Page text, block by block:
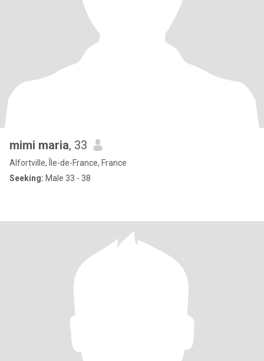
mimi maria, 33
Alfortville, Île-de-France, France
Seeking: Male 33 - 38